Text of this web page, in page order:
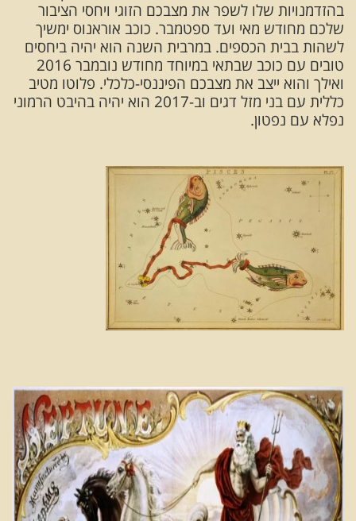
בהזדמנויות שלו לשפר את מצבכם הזוגי ויחסי הציבור
שלכם מחודש מאי ועד ספטמבר. כוכב אוראנוס ימשיך
לשהות בבית הכספים. במרבית השנה הוא יהיה ביחסים
טובים עם כוכב שבתאי במיוחד מחודש נובמבר 2016
ואילך והוא ייצב את מצבכם הפיננסי-כלכלי. פלוטו מטיב
כללית עם בני מזל דגים וב-2017 הוא יהיה בהיבט הרמוני
נפלא עם נפטון.